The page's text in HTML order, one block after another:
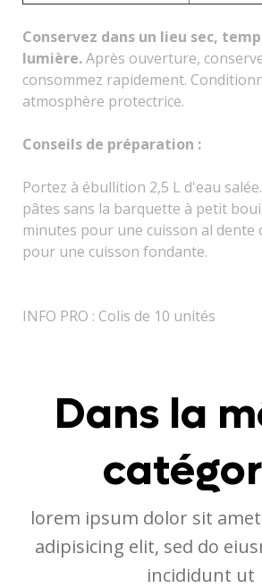
Conservez dans un lieu sec,
lumière.Après ouverture,
consommez rapidement.
atmosphère protectrice.
Conseils de préparation :
Portez à ébullition 2,5 L d'eau
pâtes sans la barquette à petit
minutes pour une cuisson al dente
pour une cuisson fondante.
INFO PRO : Colis de 10 unités
Dans la
lorem ipsum dolor sit
adipisicing elit, sed do
incididunt ut